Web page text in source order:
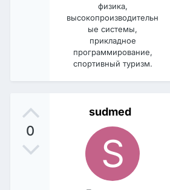
физика,
высокопроизводительн
ые системы,
прикладное
программирование,
спортивный туризм.
0
sudmed